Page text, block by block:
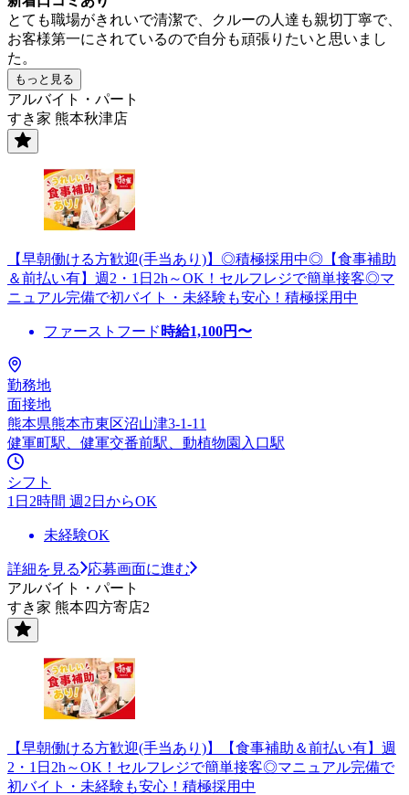
とても職場がきれいで清潔で、クルーの人達も親切丁寧で、
お客様第一にされているので自分も頑張りたいと思いまし
た。
もっと見る
アルバイト・パート
すき家 熊本秋津店
【早朝働ける方歓迎(手当あり)】◎積極採用中◎【食事補助
＆前払い有】週2・1日2h～OK！セルフレジで簡単接客◎マ
ニュアル完備で初バイト・未経験も安心！積極採用中
ファーストフード 時給1,100円〜
勤務地
面接地
熊本県熊本市東区沼山津3-1-11
健軍町駅、健軍交番前駅、動植物園入口駅
シフト
1日2時間 週2日からOK
未経験OK
詳細を見る
応募画面に進む
アルバイト・パート
すき家 熊本四方寄店2
【早朝働ける方歓迎(手当あり)】【食事補助＆前払い有】週
2・1日2h～OK！セルフレジで簡単接客◎マニュアル完備で
初バイト・未経験も安心！積極採用中